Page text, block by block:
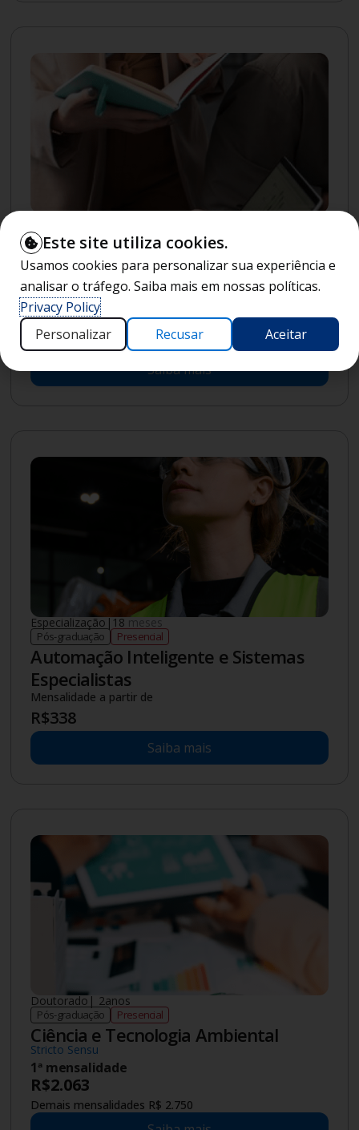
Pós-graduação
Auditoria Ambiental, Portos e
Governança
Stricto Sensu
1ª mensalidade
R$1.485
Demais mensalidades R$ 1.980
Saiba mais
Especialização|18 meses
Pós-graduação Presencial
Automação Inteligente e Sistemas
Especialistas
Mensalidade a partir de
R$338
Saiba mais
Doutorado| 2anos
Pós-graduação Presencial
Ciência e Tecnologia Ambiental
Stricto Sensu
1ª mensalidade
R$2.063
Demais mensalidades R$ 2.750
Este site utiliza cookies.
Usamos cookies para personalizar sua experiência e
analisar o tráfego. Saiba mais em nossas políticas.
Privacy Policy
Personalizar
Recusar Aceitar